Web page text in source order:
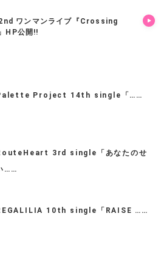
ワンマンライブ『Crossing
HP公開!!
Project 14th single「……
3rd single「あなたのせ
……
10th single「RAISE ……